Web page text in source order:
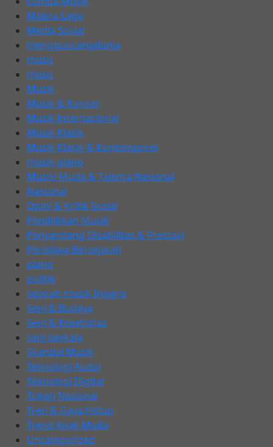
Makna Lagu
Media Sosial
mengguncangdunia
music
music
Musik
Musik & Konser
Musik Internasional
Musik Klasik
Musik Klasik & Kontemporer
musik piano
Musisi Muda & Talenta Nasional
Nasional
Opini & Kritik Sosial
Pendidikan Musik
Penyandang Disabilitas & Prestasi
Peristiwa Bersejarah
piano
politik
sejarah musik Inggris
Seni & Budaya
Seni & Kreativitas
seni berkala
Skandal Musik
Teknologi Audio
Teknologi Digital
Tokoh Nasional
Tren & Gaya Hidup
Trend Anak Muda
Uncategorized